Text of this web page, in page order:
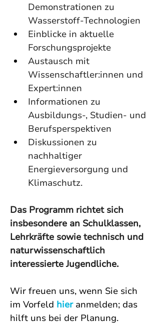
Demonstrationen zu
Wasserstoff-Technologien
Einblicke in aktuelle
Forschungsprojekte
Austausch mit
Wissenschaftler:innen und
Expert:innen
Informationen zu
Ausbildungs-, Studien- und
Berufsperspektiven
Diskussionen zu
nachhaltiger
Energieversorgung und
Klimaschutz.
Das Programm richtet sich
insbesondere an Schulklassen,
Lehrkräfte sowie technisch und
naturwissenschaftlich
interessierte Jugendliche.
Wir freuen uns, wenn Sie sich
im Vorfeld hier anmelden; das
hilft uns bei der Planung.